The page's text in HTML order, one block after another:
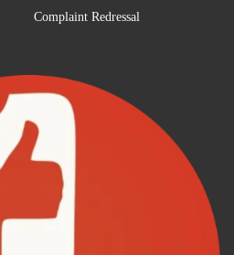
Complaint Redressal